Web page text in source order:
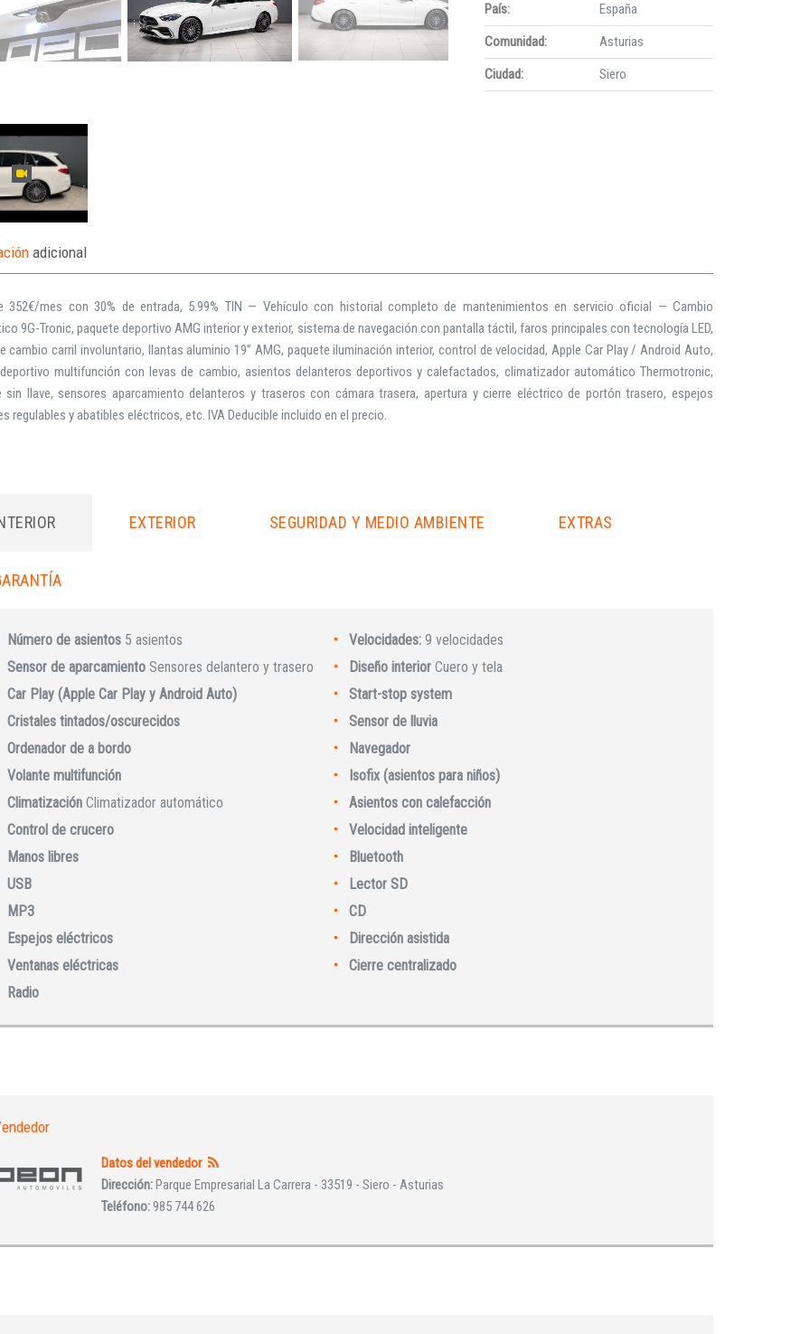
País:
España
Comunidad:
Asturias
Ciudad:
Siero
adicional
352€/mes con 30% de entrada, 5.99% TIN — Vehículo con historial completo de mantenimientos en servicio oficial — Cambio
9G-Tronic, paquete deportivo AMG interior y exterior, sistema de navegación con pantalla táctil, faros principales con tecnología LED,
cambio carril involuntario, llantas aluminio 19” AMG, paquete iluminación interior, control de velocidad, Apple Car Play / Android Auto,
multifunción con levas de cambio, asientos delanteros deportivos y calefactados, climatizador automático Thermotronic,
sin llave, sensores aparcamiento delanteros y traseros con cámara trasera, apertura y cierre eléctrico de portón trasero, espejos
regulables y abatibles eléctricos, etc. IVA Deducible incluido en el precio.
EXTERIOR SEGURIDAD Y MEDIO AMBIENTE EXTRAS
Número de asientos 5 asientos Velocidades: 9 velocidades
Sensor de aparcamiento Sensores delantero y trasero Diseño interior Cuero y tela
Car Play (Apple Car Play y Android Auto)
Start-stop system
Cristales tintados/oscurecidos
Sensor de lluvia
Ordenador de a bordo
Navegador
Volante multifunción
Isofix (asientos para niños)
Climatización Climatizador automático
Asientos con calefacción
Control de crucero
Velocidad inteligente
Manos libres
Bluetooth
USB
Lector SD
MP3
CD
Espejos eléctricos
Dirección asistida
Ventanas eléctricas
Cierre centralizado
Radio
Datos del vendedor
Dirección:Parque Empresarial La Carrera - 33519 - Siero - Asturias
Teléfono:985 744 626